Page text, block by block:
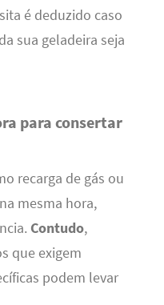
é deduzido caso
sua geladeira seja
para consertar
recarga de gás ou
mesma hora,
Contudo,
que exigem
podem levar